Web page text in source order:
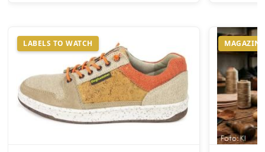
LABELS TO WATCH MAGAZIN